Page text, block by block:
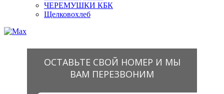
ЧЕРЕМУШКИ КБК
Щелковохлеб
ОСТАВЬТЕ СВОЙ НОМЕР И МЫ
ВАМ ПЕРЕЗВОНИМ